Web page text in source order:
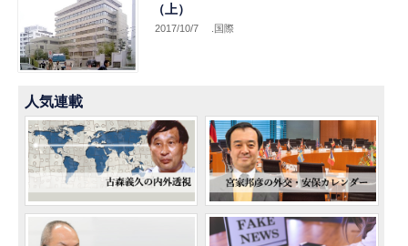
（上）
2017/10/7 .国際
人気連載